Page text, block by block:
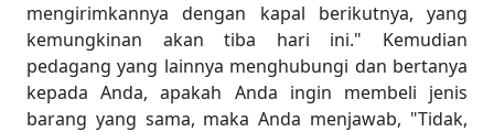
mengirimkannya dengan kapal berikutnya, yang
kemungkinan akan tiba hari ini." Kemudian
pedagang yang lainnya menghubungi dan bertanya
kepada Anda, apakah Anda ingin membeli jenis
barang yang sama, maka Anda menjawab, "Tidak,